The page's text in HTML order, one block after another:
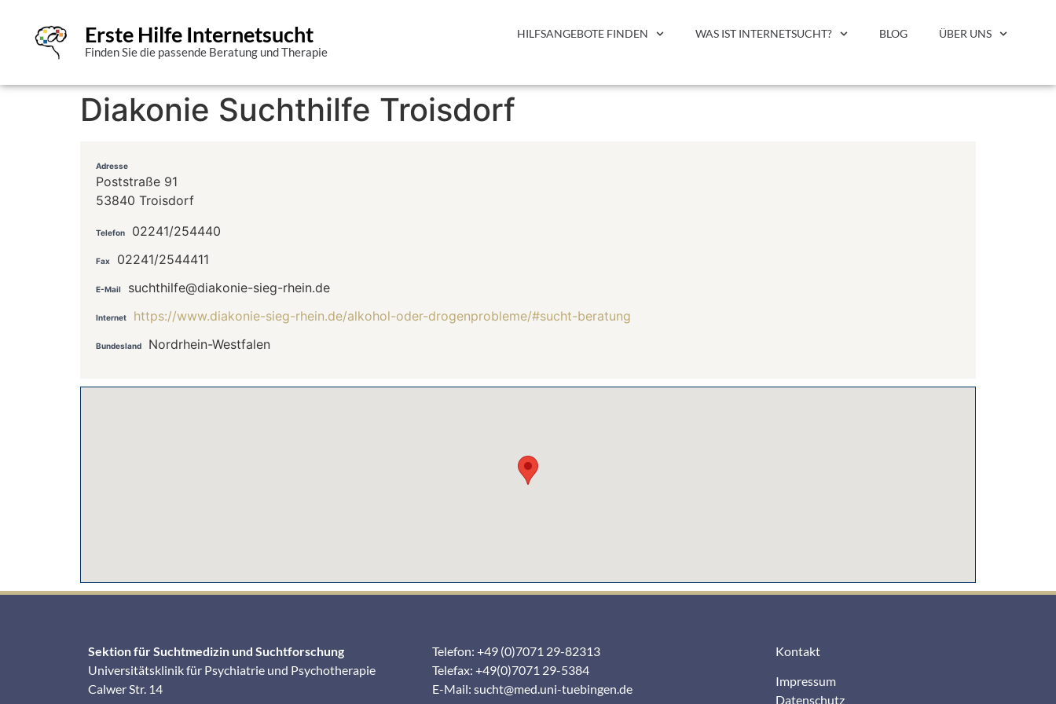
Erste Hilfe Internetsucht
Finden Sie die passende Beratung und Therapie
HILFSANGEBOTE FINDEN WAS IST INTERNETSUCHT? BLOG ÜBER UNS
Diakonie Suchthilfe Troisdorf
Adresse
Poststraße 91
53840 Troisdorf
Telefon 02241/254440
Fax 02241/2544411
E-Mail suchthilfe@diakonie-sieg-rhein.de
Internet https://www.diakonie-sieg-rhein.de/alkohol-oder-drogenprobleme/#sucht-beratung
Bundesland Nordrhein-Westfalen
Sektion für Suchtmedizin und Suchtforschung
Universitätsklinik für Psychiatrie und Psychotherapie
Calwer Str. 14
Telefon: +49 (0)7071 29-82313
Telefax: +49(0)7071 29-5384
E-Mail: sucht@med.uni-tuebingen.de
Kontakt
Impressum
Datenschutz